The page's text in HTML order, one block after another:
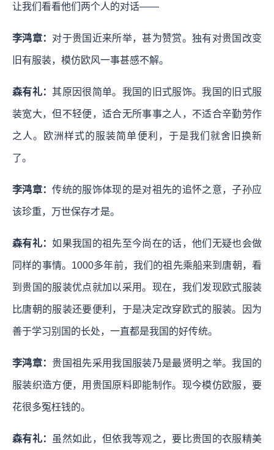
让我们看看他们两个人的对话——
李鸿章： 对于贵国近来所举，甚为赞赏。独有对贵国改变
旧有服装，模仿欧风一事甚感不解。
森有礼：其原因很简单。我国的旧式服饰。我国的旧式服
装宽大，但不轻便，适合无所事事之人，不适合辛勤劳作
之人。欧洲样式的服装简单便利，于是我们就舍旧换新
了。
李鸿章：传统的服饰体现的是对祖先的追怀之意，子孙应
该珍重，万世保存才是。
森有礼：如果我国的祖先至今尚在的话，他们无疑也会做
同样的事情。1000多年前，我们的祖先乘船来到唐朝，看
到贵国的服装优点就加以采用。现在，我们发现欧式服装
比唐朝的服装还要便利，于是决定改穿欧式的服装。因为
善于学习别国的长处，一直都是我国的好传统。
李鸿章： 贵国祖先采用我国服装乃是最贤明之举。我国的
服装织造方便，用贵国原料即能制作。现今模仿欧服，要
花很多冤枉钱的。
森有礼： 虽然如此，但依我等观之，要比贵国的衣服精美